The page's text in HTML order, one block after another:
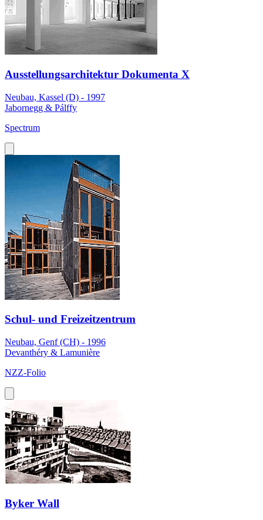
Ausstellungsarchitektur Dokumenta X
Neubau, Kassel (D) - 1997
Jabornegg & Pálffy
Spectrum
Schul- und Freizeitzentrum
Neubau, Genf (CH) - 1996
Devanthéry & Lamunière
NZZ-Folio
Byker Wall